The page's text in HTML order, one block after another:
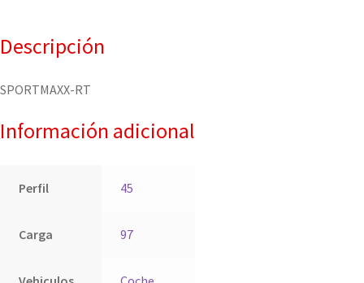
Descripción
SPORTMAXX-RT
Información adicional
Perfil 45
Carga 97